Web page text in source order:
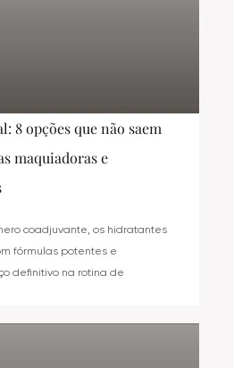
8 opções que não saem
maquiadoras e
coadjuvante, os hidratantes
fórmulas potentes e
definitivo na rotina de